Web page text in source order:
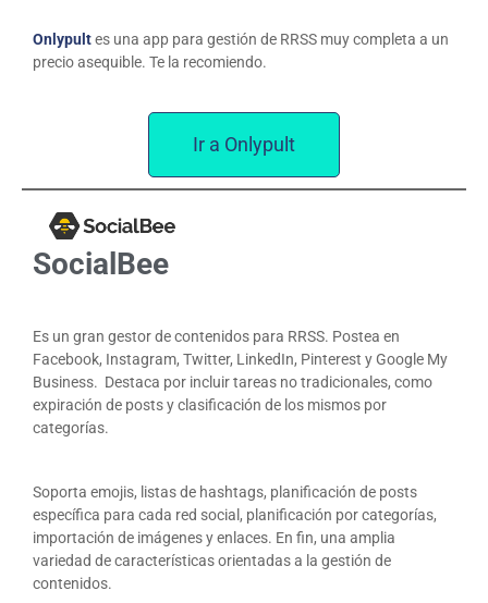
Onlypultes una app para gestión de RRSS muy completa a un
precio asequible. Te la recomiendo.
Ir a Onlypult
SocialBee
Es un gran gestor de contenidos para RRSS. Postea en
Facebook, Instagram, Twitter, LinkedIn, Pinterest y Google My
Business. Destaca por incluir tareas no tradicionales, como
expiración de posts y clasificación de los mismos por
categorías.
Soporta emojis, listas de hashtags, planificación de posts
específica para cada red social, planificación por categorías,
importación de imágenes y enlaces. En fin, una amplia
variedad de características orientadas a la gestión de
contenidos.